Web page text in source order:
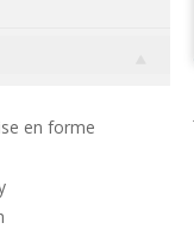
en forme